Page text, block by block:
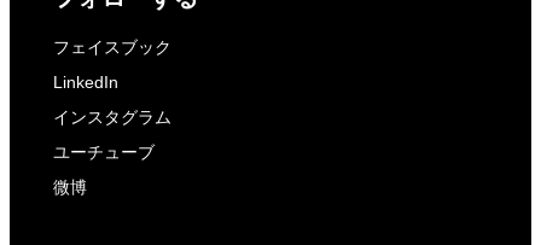
フェイスブック
LinkedIn
インスタグラム
ユーチューブ
微博